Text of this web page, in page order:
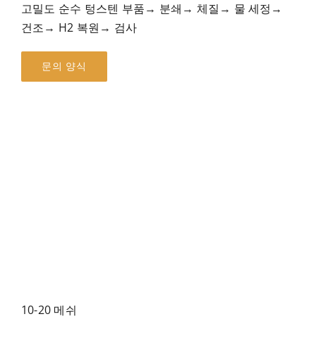
고밀도 순수 텅스텐 부품→ 분쇄→ 체질→ 물 세정→
건조→ H2 복원→ 검사
문의 양식
10-20 메쉬